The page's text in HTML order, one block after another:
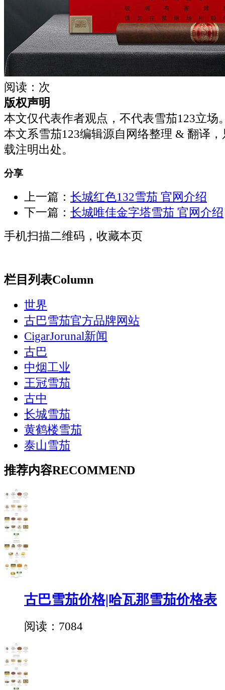
阅读： 次
版权声明
本文仅代表作者观点，不代表雪茄123立场
本文系雪茄123编辑源自网络整理 & 翻译
载注明出处。
分享
上一篇： 长城红色132雪茄 官网介绍
下一篇： 长城唯佳金字塔雪茄 官网介绍
手机扫描二维码，收藏本页
栏目列表Column
世界
古巴雪茄官方品牌网站
CigarJorunal新闻
古巴
中烟工业
王冠雪茄
古中
长城雪茄
黄鹤楼雪茄
泰山雪茄
推荐内容RECOMMEND
古巴雪茄价格|哈瓦那雪茄价格表
阅读：7084